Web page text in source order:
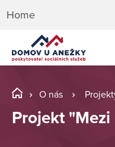
Home
O nás
Projekt "Mezi